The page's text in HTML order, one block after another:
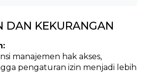
DAN KEKURANGAN
manajemen hak akses,
pengaturan izin menjadi lebih